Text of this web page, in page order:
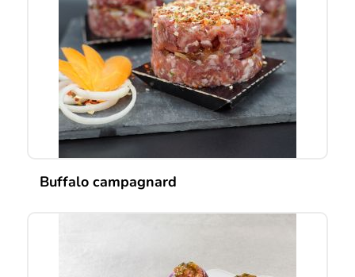
Buffalo campagnard